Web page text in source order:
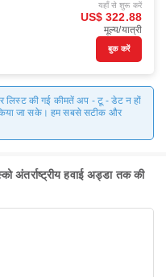
यहाँ से शुरू करें
US$ 322.88
मूल्य/यात्री
बुक करें
लिस्ट की गई कीमतें अप - टू - डेट न हों
जा सके। हम सबसे सटीक और
अंतर्राष्ट्रीय हवाई अड्डा तक की